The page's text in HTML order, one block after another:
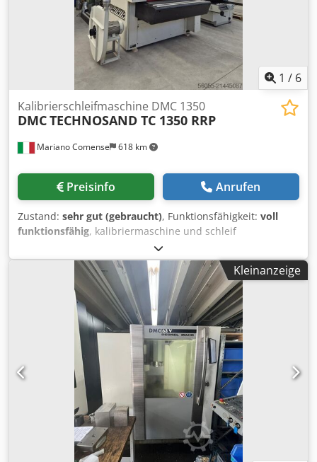
1 / 6
Mariano Comense 618 km
Kalibrierschleifmaschine DMC 1350
DMCTECHNOSAND TC 1350 RRP
Preisinfo Anrufen
Zustand: sehr gut (gebraucht), Funktionsfähigkeit: voll
funktionsfähig, kalibriermaschine und schleif
automatische maschine mit 3 Bändern modell DMC
TECHNOSAND 1350 RRP Gebrauchtmaschine CE-Norm: Ja
maschine mit vakuumeinheit für tisch universalmaschine
für Holz, Möbel, maßgefertigte Einrichtungsgegenstände,
Holzfensterrahmen, Türen, Paneele, Verbundwerkstoffe,
Kunststoffmaterialien und verschiedenes technische daten
: max. arbeitsbreite mm.1350 max. arbeitshöhe mm.150
min. arbeitshöhe mm.3 schleifbandabmessungen
mm.1380 x 2620 automatische zentrierung
zusammensetzung ( 3 Gruppen, 3 unabhängige Motoren ) :
1° betriebsaggregate : gummi-walzengruppe –
durchmesser mm.240 – Shore 85 motorleistung Kw 18,5
automatische gebläse zum reinigen von schleifbändern 2°
betriebsaggregate : gummi-walzengruppe – durchmesser
mm.240 – Shore 45 motor mit 2 geschwindigkeiten ,
Kleinanzeige